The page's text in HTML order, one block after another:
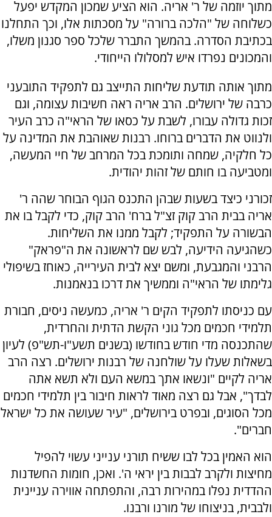
מתוך יוזמה של ר' אריה. הוא הציע שמכון המקדש יפעל
כשלוחה של "הלכה ברורה" על מסכתות אלו, וכך התחלנו
בכתיבת הסדרה. בהמשך התברר שלכל ספר סגנון משלו,
והמכונים נפרדו איש למסלולו הייחודי.
מתוך אותה תודעת שליחות התייצב גם לתפקיד התובעני
כרבה של ירושלים. הרב אריה ראה חשיבות עצומה, וגם
זכות גדולה עבורו, לשבת על כסאו של הראי"ה כרב העיר
ולנווט את הדברים ברוחו. רבנות שאוהבת את המדינה על
כל חלקיה, שמחה ותומכת בכל המרחב של חיי המעשה,
ומטביעה בו חותם של זהות יהודית.
זכורני כיצד בשעות שבהן התכנס הגוף הבוחר שהה ר'
אריה בבית הרב קוק זצ"ל ברח' הרב קוק, כדי לקבל בו את
הבשורה על התפקיד; לקבל ממנו את השליחות.
כשהגיעה הידיעה, לבש שם לראשונה את ה"פראק"
הרבני והמגבעת, ומשם יצא לבית העירייה, כאוחז בשיפולי
גלימתו של הראי"ה וממשיך את דרכו בנאמנות.
עם כניסתו לתפקיד הקים ר' אריה, כמעשה ניסים, חבורת
תלמידי חכמים מכל גוני הקשת הדתית והחרדית,
שהתכנסה מדי חודש בחודשו (בשנים תשע"ו-תש"פ) לעיון
בשאלות שעלו על שולחנה של רבנות ירושלים. רצה הרב
אריה לקיים "ונשאו אתך במשא העם ולא תשא אתה
לבדך", אבל גם רצה מאוד לראות חיבור בין תלמידי חכמים
מכל הסוגים, ובפרט בירושלים, "עיר שעושה את כל ישראל
חברים".
הוא האמין בכל לבו ששיח תורני ענייני עשוי להפיל
מחיצות ולקרב לבבות בין יראי ה'. ואכן, חומות החשדנות
ההדדית נפלו במהירות רבה, והתפתחה אווירה עניינית
ולבבית, בניצוחו של מורנו ורבנו.